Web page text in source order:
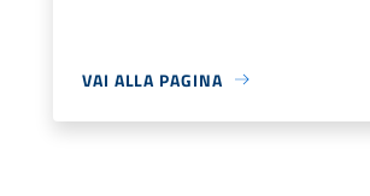
VAI ALLA PAGINA